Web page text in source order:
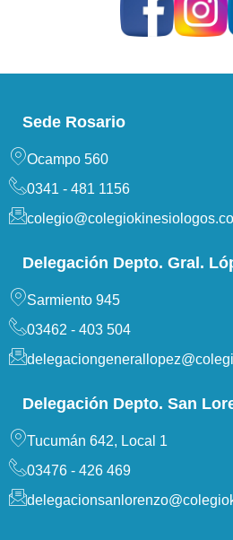
Sede Rosario
Ocampo 560
0341 - 481 1156
Delegación Depto. Gral.
Sarmiento 945
03462 - 403 504
Delegación Depto. San
Tucumán 642, Local 1
03476 - 426 469